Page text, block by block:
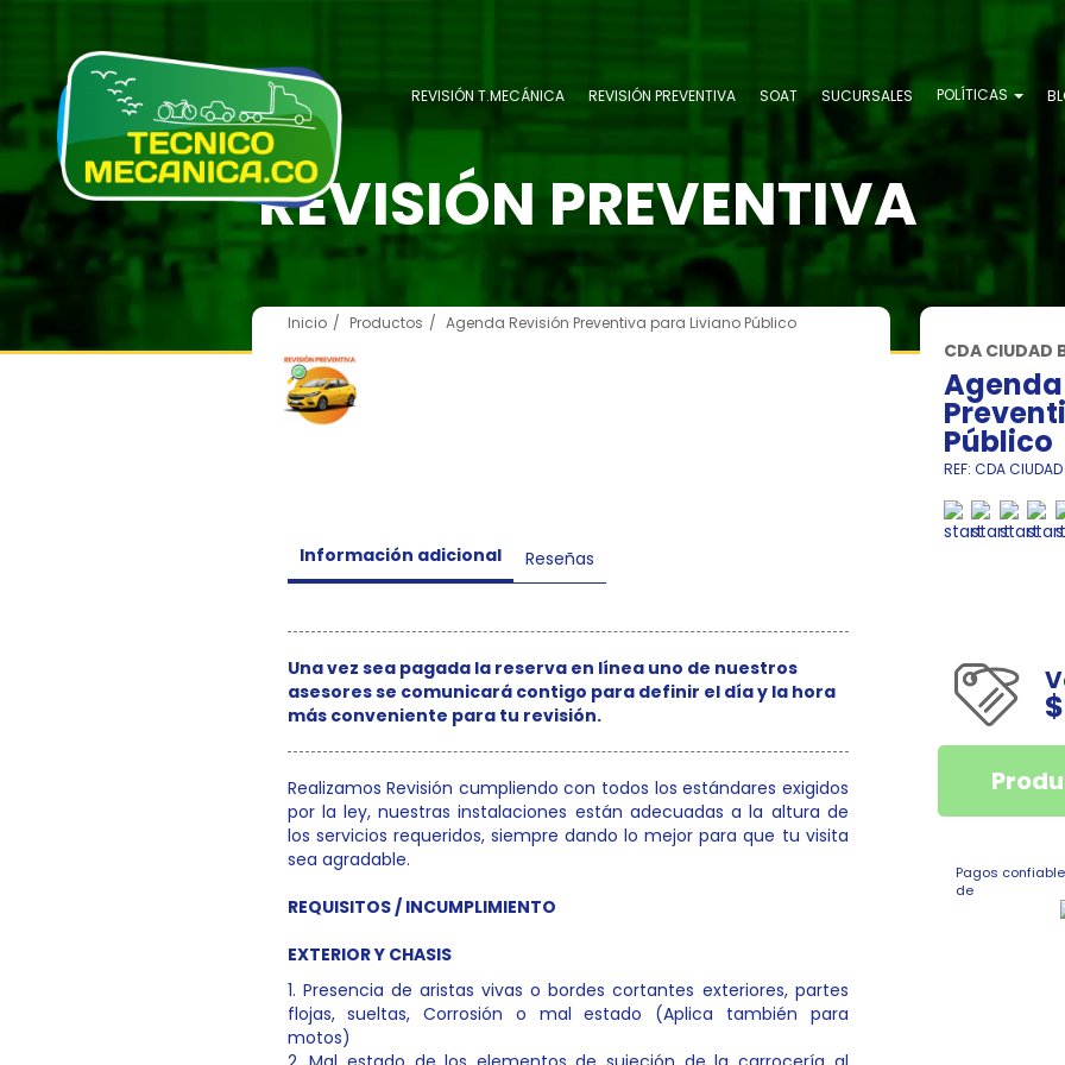
REVISIÓN T.MECÁNICA REVISIÓN PREVENTIVA SOAT SUCURSALES POLÍTICAS
REVISIÓN PREVENTIVA
Inicio Productos Agenda Revisión Preventiva para Liviano Público
Información adicional Reseñas
Una vez sea pagada la reserva en línea uno de nuestros
asesores se comunicará contigo para definir el día y la hora
más conveniente para tu revisión.
Realizamos Revisión cumpliendo con todos los estándares exigidos
por la ley, nuestras instalaciones están adecuadas a la altura de
los servicios requeridos, siempre dando lo mejor para que tu visita
sea agradable.
REQUISITOS / INCUMPLIMIENTO
EXTERIOR Y CHASIS
1. Presencia de aristas vivas o bordes cortantes exteriores, partes
flojas, sueltas, Corrosión o mal estado (Aplica también para
motos)
CDA CIUDAD
Público
REF: CDA
Pagos
de